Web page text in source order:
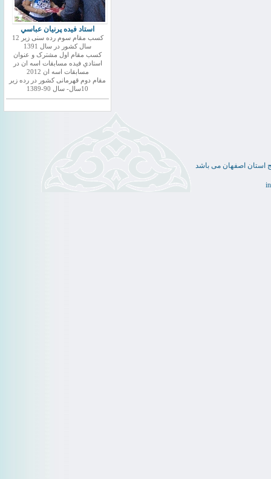
استاد فيده پرنيان عباسي
کسب مقام سوم رده سنی زیر 12
سال کشور در سال 1391
کسب مقام اول مشترک و عنوان
استادي فيده مسابقات اسه ان در
مسابقات اسه ان 2012
مقام دوم قهرمانی کشور در رده زیر
10سال- سال 90-1389
استان اصفهان می باشد